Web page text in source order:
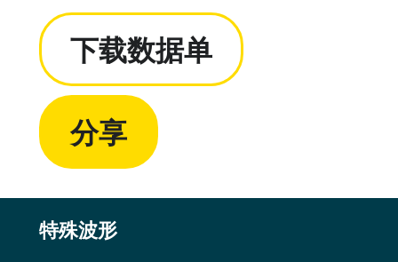
下载数据单
分享
特殊波形